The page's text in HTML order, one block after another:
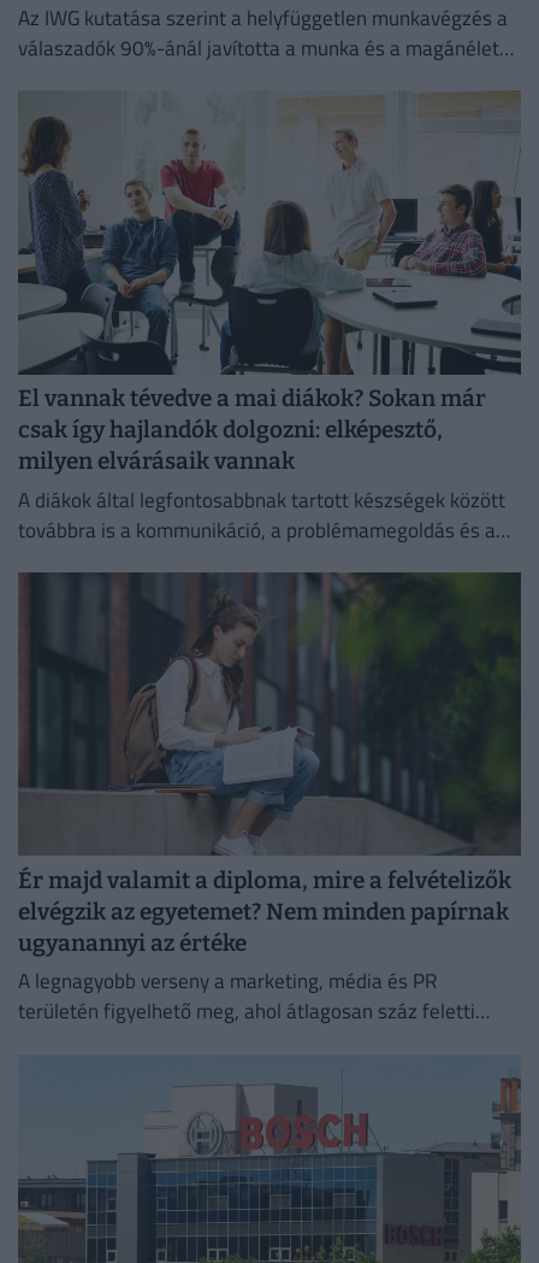
Az IWG kutatása szerint a helyfüggetlen munkavégzés a
válaszadók 90%-ánál javította a munka és a magánélet
El vannak tévedve a mai diákok? Sokan már
csak így hajlandók dolgozni: elképesztő,
milyen elvárásaik vannak
A diákok által legfontosabbnak tartott készségek között
továbbra is a kommunikáció, a problémamegoldás és a
Ér majd valamit a diploma, mire a felvételizők
elvégzik az egyetemet? Nem minden papírnak
ugyanannyi az értéke
A legnagyobb verseny a marketing, média és PR
területén figyelhető meg, ahol átlagosan száz feletti